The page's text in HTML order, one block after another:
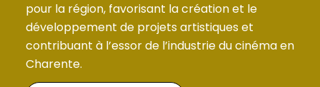
pour la région, favorisant la création et le
développement de projets artistiques et
contribuant à l’essor de l’industrie du cinéma en
Charente.